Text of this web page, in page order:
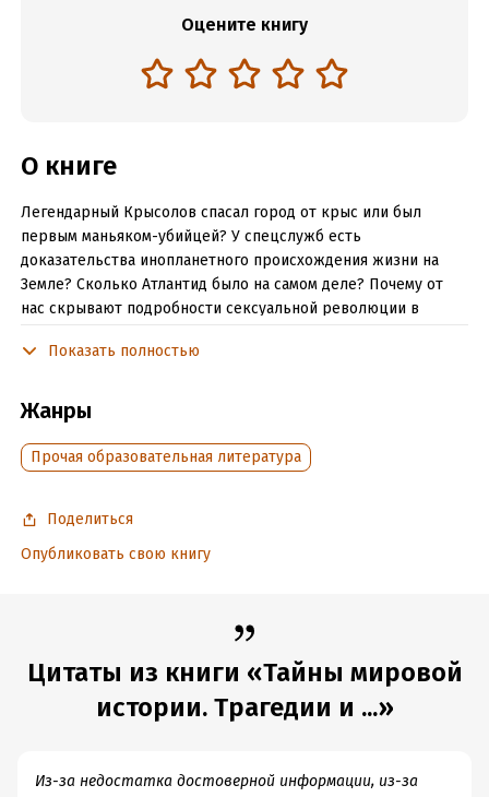
Оцените книгу
О книге
Легендарный Крысолов спасал город от крыс или был
первым маньяком-убийцей? У спецслужб есть
доказательства инопланетного происхождения жизни на
Земле? Сколько Атлантид было на самом деле? Почему от
нас скрывают подробности сексуальной революции в
в недрах государственных архивов стран мира?
представляет уникальные факты, которые перевернут
знание о мире. Кроме того, в ней представлены интересные
фотодокументы.
Год издания: 2008
9785968409935
4
Показать полностью
Жанры
Прочая образовательная литература
Поделиться
Опубликовать свою книгу
Цитаты из книги «Тайны мировой
истории. Трагедии и ...»
Из-за недостатка достоверной информации, из-за